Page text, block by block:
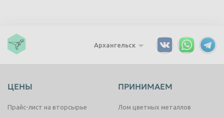
Архангельск
ЦЕНЫ
Прайс-лист на вторсырье
ПРИНИМАЕМ
Лом цветных металлов